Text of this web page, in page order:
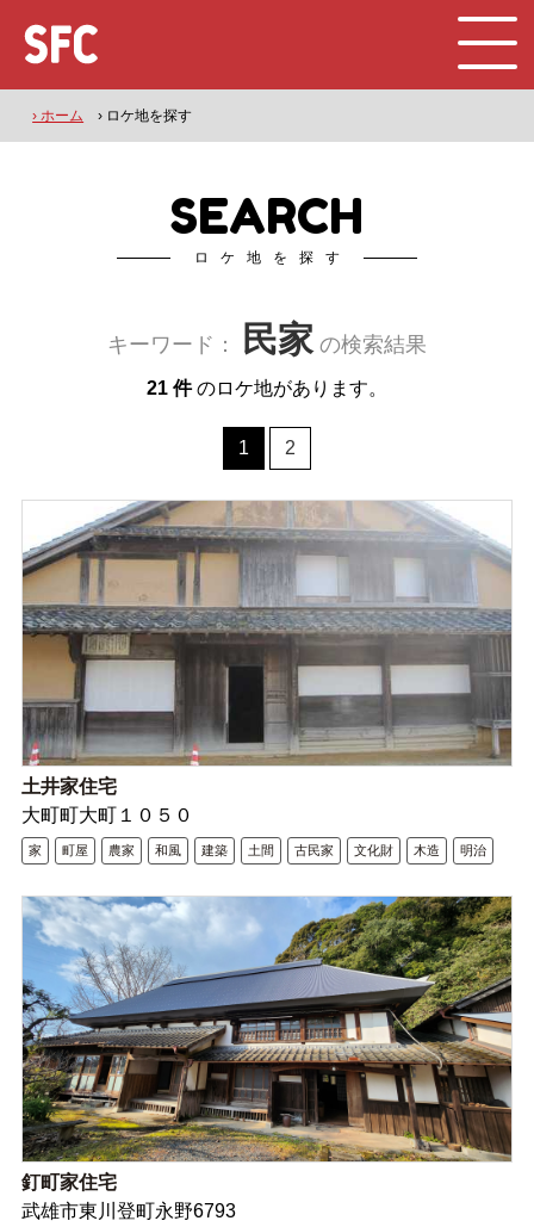
› ホーム › ロケ地を探す
SEARCH
ロケ地を探す
キーワード： 民家の検索結果
21 件のロケ地があります。
1 2
土井家住宅
大町町大町１０５０
家 町屋 農家 和風 建築 土間 古民家 文化財 木造 明治
釘町家住宅
武雄市東川登町永野6793